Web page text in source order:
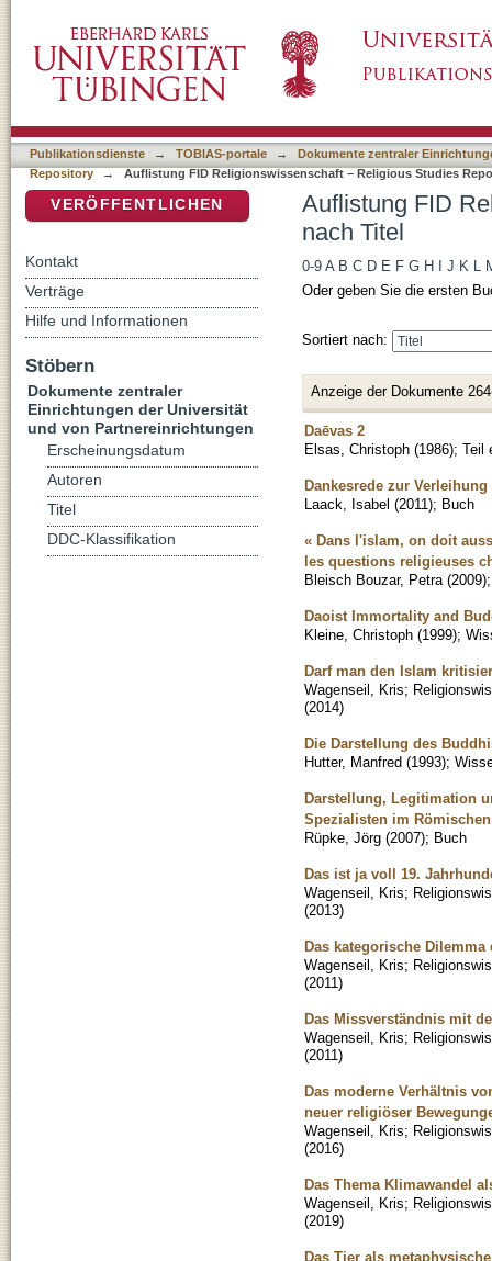
Publikationsdienste → TOBIAS-portale →
Dokumente zentraler
Repository
→ Auflistung FID Religionswissenschaft – Religious Studies
Auflistung FID
nach Titel
0-9 A B C D E F G H J K L
Oder geben Sie die ersten
Sortiert nach:
Anzeige der Dokumente
Daēvas 2
Elsas, Christoph (1986); Teil
Dankesrede zur
Laack, Isabel (2011); Buch
« Dans l'islam, on doit
les questions religieuses
Bleisch Bouzar, Petra (2009)
Daoist Immortality and
Kleine, Christoph (1999);
Darf man den Islam
Wagenseil, Kris;
(2014)
Die Darstellung des
Hutter, Manfred (1993);
Darstellung, Legitimation
Spezialisten im
Rüpke, Jörg (2007); Buch
Das ist ja voll 19.
Wagenseil, Kris;
(2013)
Das kategorische Dilemma
Wagenseil, Kris;
(2011)
Das Missverständnis mit
Wagenseil, Kris;
(2011)
Das moderne Verhältnis
neuer religiöser
Wagenseil, Kris;
(2016)
Das Thema Klimawandel
Wagenseil, Kris;
(2019)
Das Tier als
VERÖFFENTLICHEN
Kontakt
Verträge
Hilfe und Informationen
Stöbern
Dokumente zentraler
Einrichtungen der Universität
und von Partnereinrichtungen
Erscheinungsdatum
Autoren
Titel
DDC-Klassifikation